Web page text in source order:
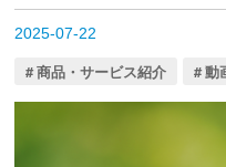
2025-07-22
商品・サービス紹介 動